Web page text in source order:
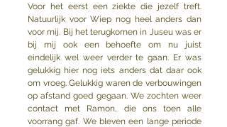
Voor het eerst een ziekte die jezelf treft.
Natuurlijk voor Wiep nog heel anders dan
voor mij. Bij het terugkomen in Juseu was er
bij mij ook een behoefte om nu juist
eindelijk wel weer verder te gaan. Er was
gelukkig hier nog iets anders dat daar ook
om vroeg. Gelukkig waren de verbouwingen
op afstand goed gegaan. We zochten weer
contact met Ramon, die ons toen alle
voorrang gaf. We bleven een lange periode